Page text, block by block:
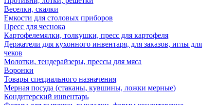
Веселки, скалки
Емкости для столовых приборов
Пресс для чеснока
Картофелемялки, толкушки, пресс для картофеля
Держатели для кухонного инвентаря, для заказов, иглы для
чеков
Молотки, тендерайзеры, прессы для мяса
Воронки
Товары специального назначения
Мерная посуда (стаканы, кувшины, ложки мерные)
Кондитерский инвентарь